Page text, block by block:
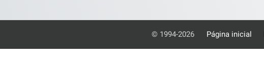
© 1994-2026 Página inicial